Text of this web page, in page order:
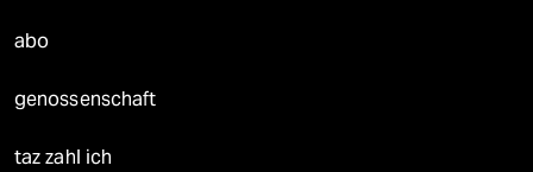
abo
genossenschaft
taz zahl ich